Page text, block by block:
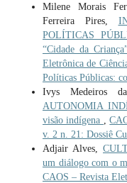
Milene Morais
Ferreira Pires,
POLÍTICAS
“Cidade da
Eletrônica de
Políticas Públicas:
Ivys Medeiros
AUTONOMIA
visão indígena
,
v. 2 n. 21: Dossiê
Adjair Alves,
um diálogo com o
CAOS – Revista